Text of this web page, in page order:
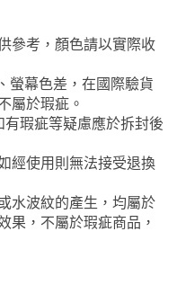
參考，顏色請以實際收
螢幕色差，在國際驗貨
屬於瑕疵。
瑕疵等疑慮應於拆封後
經使用則無法接受退換
水波紋的產生，均屬於
果，不屬於瑕疵商品，